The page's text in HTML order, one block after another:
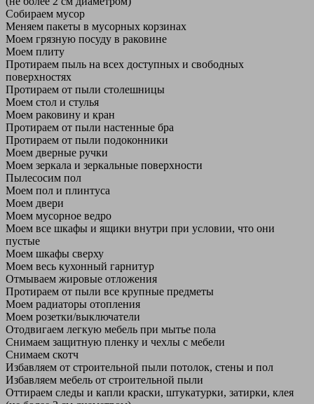
Собираем мусор
Меняем пакеты в мусорных корзинах
Моем грязную посуду в раковине
Моем плиту
Протираем пыль на всех доступных и свободных
поверхностях
Протираем от пыли столешницы
Моем стол и стулья
Моем раковину и кран
Протираем от пыли настенные бра
Протираем от пыли подоконники
Моем дверные ручки
Моем зеркала и зеркальные поверхности
Пылесосим пол
Моем пол и плинтуса
Моем двери
Моем мусорное ведро
Моем все шкафы и ящики внутри при условии, что они
пустые
Моем шкафы сверху
Моем весь кухонный гарнитур
Отмываем жировые отложения
Протираем от пыли все крупные предметы
Моем радиаторы отопления
Моем розетки/выключатели
Отодвигаем легкую мебель при мытье пола
Снимаем защитную пленку и чехлы с мебели
Снимаем скотч
Избавляем от строительной пыли потолок, стены и пол
Избавляем мебель от строительной пыли
Оттираем следы и капли краски, штукатурки, затирки, клея